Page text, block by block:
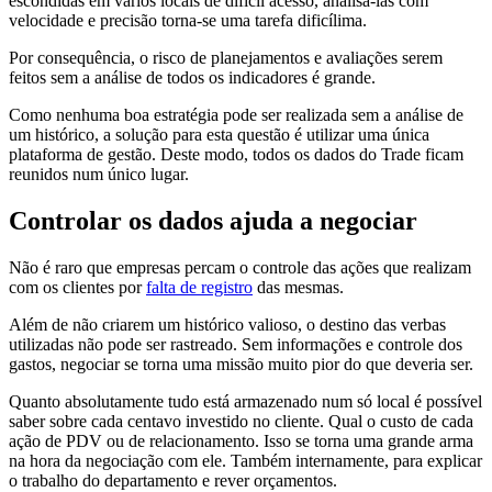
velocidade e precisão torna-se uma tarefa dificílima.
Por consequência, o risco de planejamentos e avaliações serem
feitos sem a análise de todos os indicadores é grande.
Como nenhuma boa estratégia pode ser realizada sem a análise de
um histórico, a solução para esta questão é utilizar uma única
plataforma de gestão. Deste modo, todos os dados do Trade ficam
reunidos num único lugar.
Controlar os dados ajuda a negociar
Não é raro que empresas percam o controle das ações que realizam
com os clientes porfalta de registro das mesmas.
Além de não criarem um histórico valioso, o destino das verbas
utilizadas não pode ser rastreado. Sem informações e controle dos
gastos, negociar se torna uma missão muito pior do que deveria ser.
Quanto absolutamente tudo está armazenado num só local é possível
saber sobre cada centavo investido no cliente. Qual o custo de cada
ação de PDV ou de relacionamento. Isso se torna uma grande arma
na hora da negociação com ele. Também internamente, para explicar
o trabalho do departamento e rever orçamentos.